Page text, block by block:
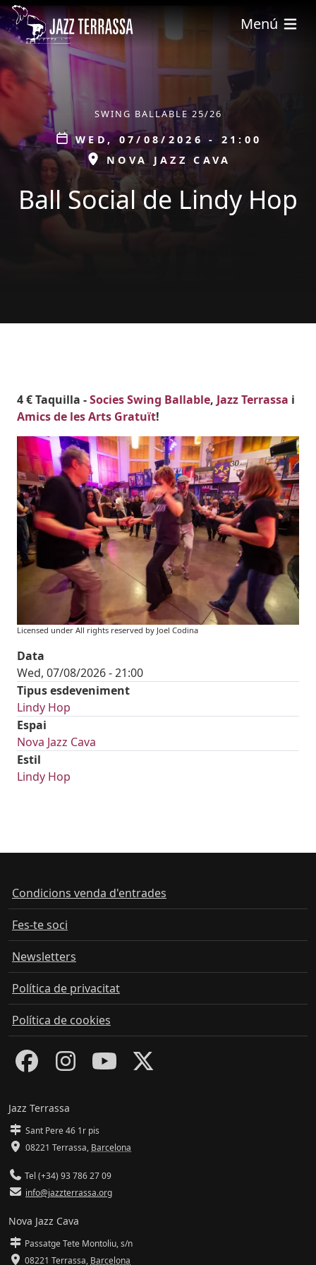
Skip to main content
Menú
ÀMBIT SWING BALLABLE 25/26
Data
WED, 07/08/2026 - 21:00
ESPAI
NOVA JAZZ CAVA
Ball Social de Lindy Hop
Body
4 € Taquilla -Socies Swing Ballable, Jazz Terrassa i
Amics de les Arts Gratuït!
Imatges
Image
Licensed under All rights reserved by Joel Codina
Data
Wed, 07/08/2026 - 21:00
Tipus esdeveniment
Lindy Hop
Espai
Nova Jazz Cava
Estil
Lindy Hop
Condicions venda d'entrades
Fes-te soci
Newsletters
Política de privacitat
Política de cookies
Jazz Terrassa
Sant Pere 46 1r pis
08221 Terrassa, Barcelona
Tel (+34) 93 786 27 09
info@jazzterrassa.org
Nova Jazz Cava
Passatge Tete Montoliu, s/n
08221 Terrassa, Barcelona